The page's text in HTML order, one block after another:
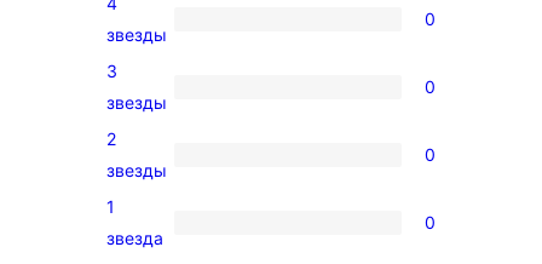
5-
звездный
отзыв
0
4-
звездный
звезды
0
0
3-
звездный
3
звезды
0
0
2-
звездный
2
звезды
0
0
1
звезда
0